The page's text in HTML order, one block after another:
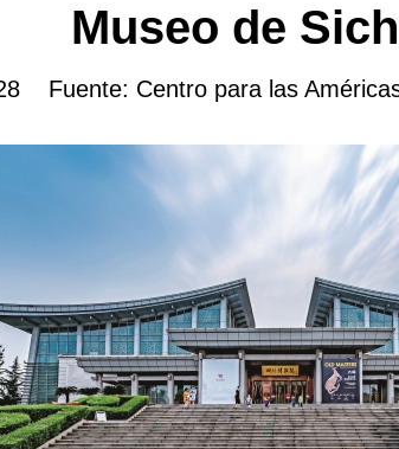
Museo de
Fuente: Centro para las